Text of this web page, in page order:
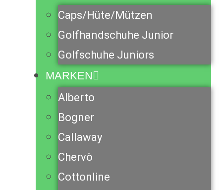
Caps/Hüte/Mützen
Golfhandschuhe Junior
Golfschuhe Juniors
MARKEN
Alberto
Bogner
Callaway
Chervò
Cottonline